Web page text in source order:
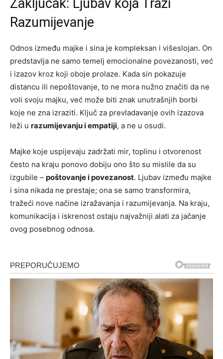
Zaključak: Ljubav koja Traži
Razumijevanje
Odnos između majke i sina je kompleksan i višeslojan. On
predstavlja ne samo temelj emocionalne povezanosti, već
i izazov kroz koji oboje prolaze. Kada sin pokazuje
distancu ili nepoštovanje, to ne mora nužno značiti da ne
voli svoju majku, već može biti znak unutrašnjih borbi
koje ne zna izraziti. Ključ za prevladavanje ovih izazova
leži u razumijevanju i empatiji, a ne u osudi.
Majke koje uspijevaju zadržati mir, toplinu i otvorenost
često na kraju ponovo dobiju ono što su mislile da su
izgubile – poštovanje i povezanost. Ljubav između majke
i sina nikada ne prestaje; ona se samo transformira,
tražeći nove načine izražavanja i razumijevanja. Na kraju,
komunikacija i iskrenost ostaju najvažniji alati za jačanje
ovog posebnog odnosa.